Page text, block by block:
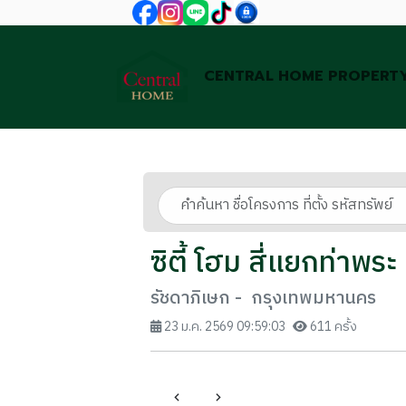
CENTRAL HOME
ซิตี้ โฮม สี่แยกท่าพระ
รัชดาภิเษก - กรุงเทพมหานคร
23 ม.ค. 2569 09:59:03 611 ครั้ง